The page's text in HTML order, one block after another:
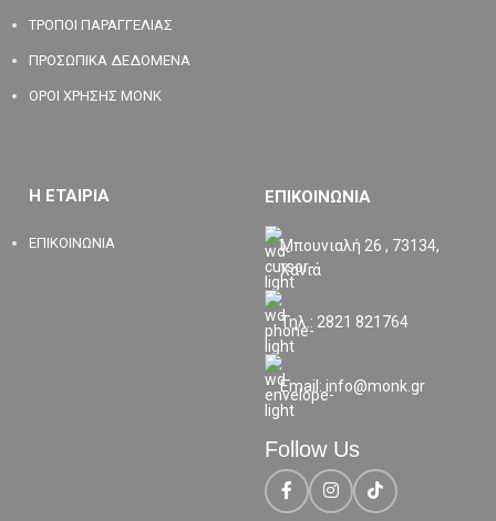
ΤΡΟΠΟΙ ΠΑΡΑΓΓΕΛΙΑΣ
ΠΡΟΣΩΠΙΚΑ ΔΕΔΟΜΕΝΑ
ΟΡΟΙ ΧΡΗΣΗΣ MONK
Η ΕΤΑΙΡΙΑ
ΕΠΙΚΟΙΝΩΝΙΑ
ΕΠΙΚΟΙΝΩΝΙΑ
Μπουνιαλή 26 , 73134,
Χανιά
Τηλ.: 2821 821764
Email: info@monk.gr
Follow Us